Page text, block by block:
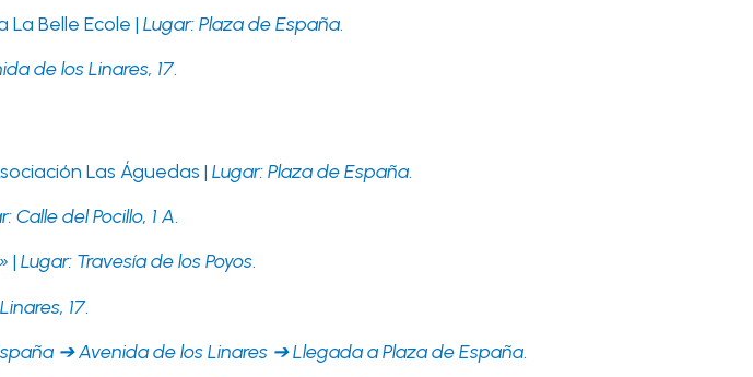
Belle Ecole | Lugar: Plaza de España.
de los Linares, 17.
Las Águedas | Lugar: Plaza de España.
Calle del Pocillo, 1 A.
| Lugar: Travesía de los Poyos.
17.
➔ Avenida de los Linares ➔ Llegada a Plaza de España.